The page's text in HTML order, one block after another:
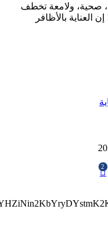
صحية، ولامعة تخطف
العناية بالأظافر
2